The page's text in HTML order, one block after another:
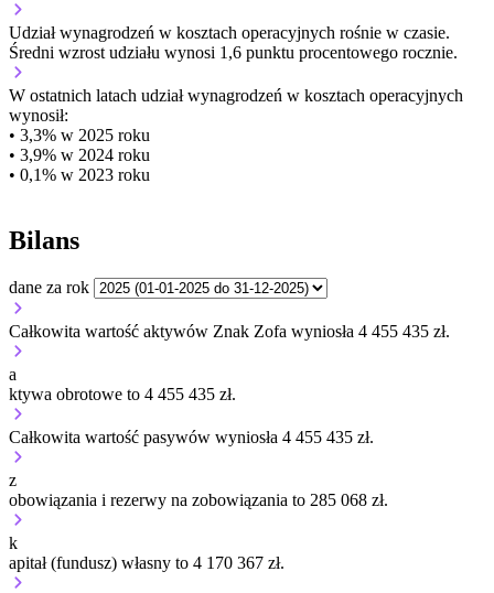
Udział wynagrodzeń w kosztach operacyjnych rośnie w czasie.
Średni wzrost udziału wynosi 1,6 punktu procentowego rocznie.
W ostatnich latach udział wynagrodzeń w kosztach operacyjnych
wynosił:
• 3,3% w 2025 roku
• 3,9% w 2024 roku
• 0,1% w 2023 roku
Bilans
dane za rok
Całkowita wartość aktywów Znak Zofa wyniosła 4 455 435 zł.
a
ktywa obrotowe to 4 455 435 zł.
Całkowita wartość pasywów wyniosła 4 455 435 zł.
z
obowiązania i rezerwy na zobowiązania to 285 068 zł.
k
apitał (fundusz) własny to 4 170 367 zł.